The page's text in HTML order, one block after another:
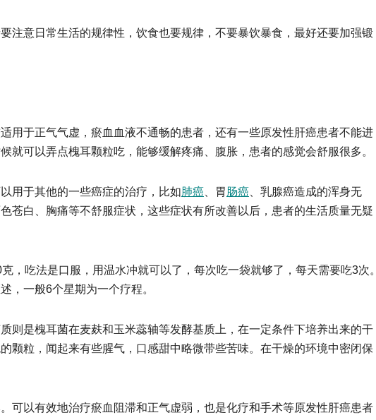
注意日常生活的规律性，饮食也要规律，不要暴饮暴食，最好还要加强锻
用于正气气虚，瘀血血液不通畅的患者，还有一些原发性肝癌患者不能进
就可以弄点槐耳颗粒吃，能够缓解疼痛、腹胀，患者的感觉会舒服很多。
用于其他的一些癌症的治疗，比如肺癌 、胃肠癌 、乳腺癌造成的浑身无
苍白、胸痛等不舒服症状，这些症状有所改善以后，患者的生活质量无疑
，吃法是口服，用温水冲就可以了，每次吃一袋就够了，每天需要吃3次。
，一般6个星期为一个疗程。
则是槐耳菌在麦麸和玉米蕊轴等发酵基质上，在一定条件下培养出来的干
颗粒，闻起来有些腥气，口感甜中略微带些苦味。在干燥的环境中密闭保
可以有效地治疗瘀血阻滞和正气虚弱，也是化疗和手术等原发性肝癌患者